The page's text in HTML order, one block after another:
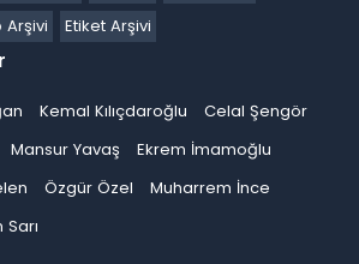
Arşivi Etiket Arşivi
Kemal Kılıçdaroğlu
Celal Şengör
Mansur Yavaş
Ekrem İmamoğlu
Özgür Özel
Muharrem İnce